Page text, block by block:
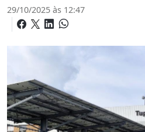
29/10/2025 às 12:47